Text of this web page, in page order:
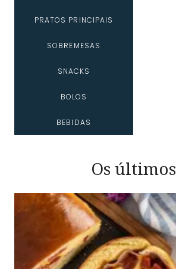
PRATOS PRINCIPAIS
SOBREMESAS
SNACKS
BOLOS
BEBIDAS
Os últimos